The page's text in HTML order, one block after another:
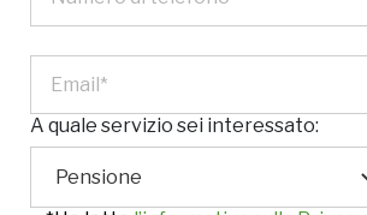
A quale servizio sei interessato: